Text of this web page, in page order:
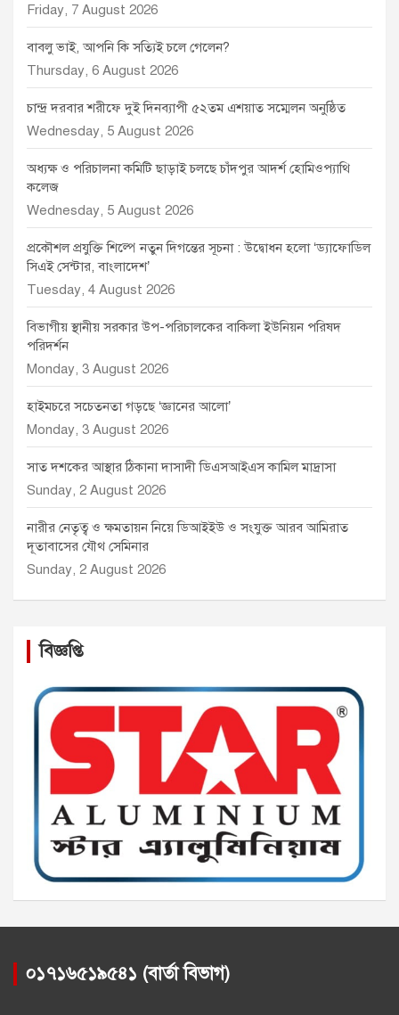
Friday, 7 August 2026
বাবলু ভাই, আপনি কি সত্যিই চলে গেলেন?
Thursday, 6 August 2026
চান্দ্র দরবার শরীফে দুই দিনব্যাপী ৫২তম এশয়াত সম্মেলন অনুষ্ঠিত
Wednesday, 5 August 2026
অধ্যক্ষ ও পরিচালনা কমিটি ছাড়াই চলছে চাঁদপুর আদর্শ হোমিওপ্যাথি
কলেজ
Wednesday, 5 August 2026
প্রকৌশল প্রযুক্তি শিল্পে নতুন দিগন্তের সূচনা : উদ্বোধন হলো ‘ড্যাফোডিল
সিএই সেন্টার, বাংলাদেশ’
Tuesday, 4 August 2026
বিভাগীয় স্থানীয় সরকার উপ-পরিচালকের বাকিলা ইউনিয়ন পরিষদ
পরিদর্শন
Monday, 3 August 2026
হাইমচরে সচেতনতা গড়ছে ‘জ্ঞানের আলো’
Monday, 3 August 2026
সাত দশকের আস্থার ঠিকানা দাসাদী ডিএসআইএস কামিল মাদ্রাসা
Sunday, 2 August 2026
নারীর নেতৃত্ব ও ক্ষমতায়ন নিয়ে ডিআইইউ ও সংযুক্ত আরব আমিরাত
দূতাবাসের যৌথ সেমিনার
Sunday, 2 August 2026
বিজ্ঞপ্তি
০১৭১৬৫১৯৫৪১ (বার্তা বিভাগ)